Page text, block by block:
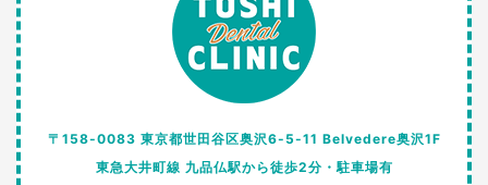
〒158-0083 東京都世田谷区奥沢6-5-11 Belvedere奥沢1F
東急大井町線 九品仏駅から徒歩2分・駐車場有